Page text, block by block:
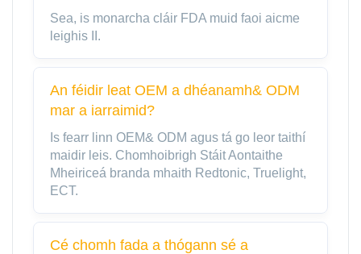
Sea, is monarcha cláir FDA muid faoi aicme
leighis II.
An féidir leat OEM a dhéanamh& ODM
mar a iarraimid?
Is fearr linn OEM& ODM agus tá go leor taithí
maidir leis. Chomhoibrigh Stáit Aontaithe
Mheiriceá branda mhaith Redtonic, Truelight,
ECT.
Cé chomh fada a thógann sé a